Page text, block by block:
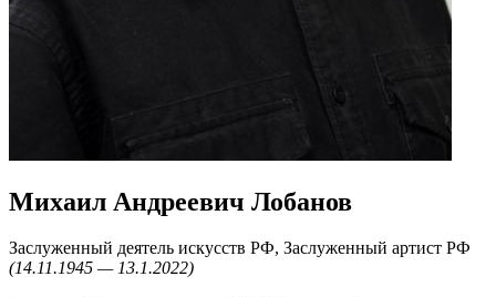
Михаил Андреевич Лобанов
Заслуженный деятель искусств РФ, Заслуженный артист РФ
(14.11.1945 — 13.1.2022)